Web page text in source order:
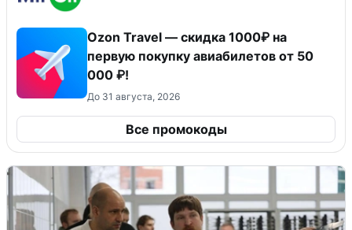
Ozon Travel — скидка 1000₽ на
первую покупку авиабилетов от 50
000 ₽!
До 31 августа, 2026
Все промокоды